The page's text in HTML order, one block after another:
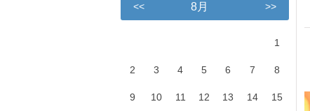
<< 8月 >>
1
2 3 4 5 6 7 8
9 10 11 12 13 14 15